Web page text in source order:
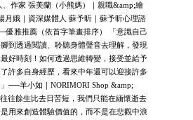
作家 張美蘭（小熊媽）｜親職&amp;繪
月娥｜資深媒體人 蘇予昕｜蘇予昕心理諮
優雅推薦（依首字筆畫排序） 「意識自己
到透過閱讀、聆聽身體聲音去理解，發現
好時刻！如何透過思維轉變，接受並給予
許多自身經歷，看來中年還可以迎接許多
──羊小如｜NORIMORI Shop &amp;
往餘生比去日苦短，我們只能在緬懷逝去
用來創造體驗價值的，而不是在悲觀中浪